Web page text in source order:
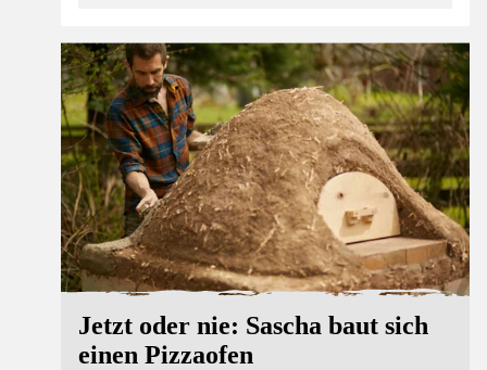
Jetzt oder nie: Sascha baut sich
einen Pizzaofen